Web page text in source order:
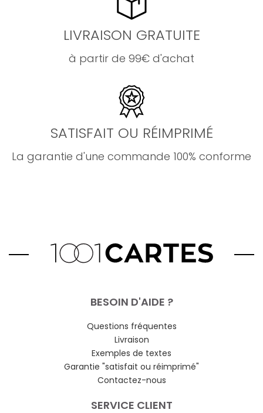
LIVRAISON GRATUITE
à partir de 99€ d'achat
SATISFAIT OU RÉIMPRIMÉ
La garantie d'une commande 100% conforme
BESOIN D'AIDE ?
Questions fréquentes
Livraison
Exemples de textes
Garantie "satisfait ou réimprimé"
Contactez-nous
SERVICE CLIENT